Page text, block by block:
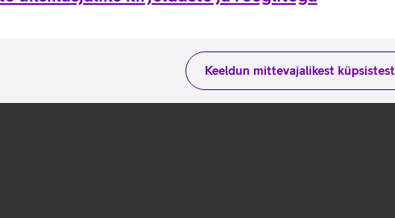
Keeldun mittevajalikest küpsistest